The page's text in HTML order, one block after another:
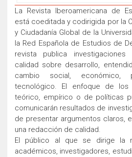
La Revista Iberoamericana de
está coeditada y codirigida por la
y Ciudadanía Global de la
la Red Española de Estudios de
revista publica investigaciones
calidad sobre desarrollo,
cambio social, económico,
tecnológico. El enfoque de
teórico, empírico o de políticas
comunicarán resultados de
de presentar argumentos claros,
una redacción de calidad.
El público al que se dirige la
académicos, investigadores,